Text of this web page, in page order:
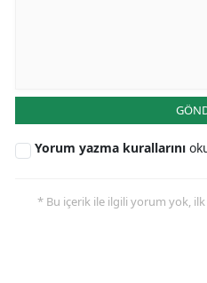
Yorum yazma kurallarını
* Bu içerik ile ilgili yorum yok, ilk